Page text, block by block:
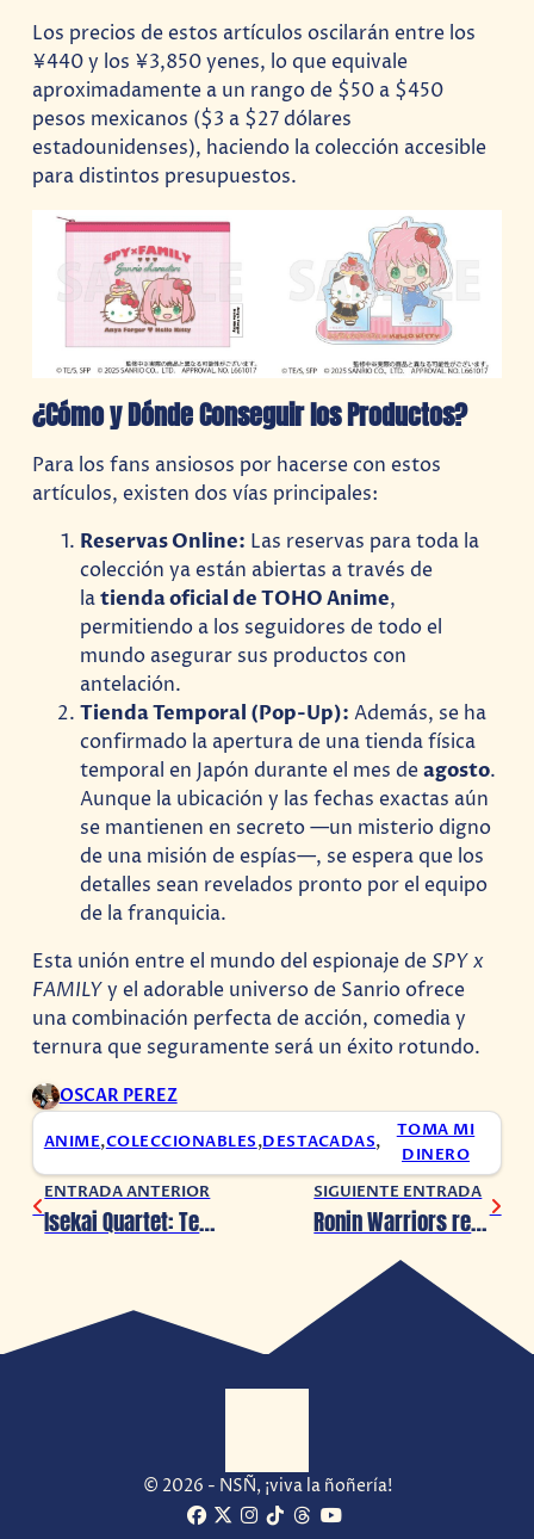
Los precios de estos artículos oscilarán entre los
¥440 y los ¥3,850 yenes, lo que equivale
aproximadamente a un rango de $50 a $450
pesos mexicanos ($3 a $27 dólares
estadounidenses), haciendo la colección accesible
para distintos presupuestos.
¿Cómo y Dónde Conseguir los Productos?
Para los fans ansiosos por hacerse con estos
artículos, existen dos vías principales:
Reservas Online: Las reservas para toda la
colección ya están abiertas a través de
latienda oficial de TOHO Anime,
permitiendo a los seguidores de todo el
mundo asegurar sus productos con
antelación.
Tienda Temporal (Pop-Up): Además, se ha
confirmado la apertura de una tienda física
temporal en Japón durante el mes deagosto.
Aunque la ubicación y las fechas exactas aún
se mantienen en secreto —un misterio digno
de una misión de espías—, se espera que los
detalles sean revelados pronto por el equipo
de la franquicia.
Esta unión entre el mundo del espionaje de SPY x
FAMILYy el adorable universo de Sanrio ofrece
una combinación perfecta de acción, comedia y
ternura que seguramente será un éxito rotundo.
OSCAR PEREZ
ANIME,COLECCIONABLES,DESTACADAS,
TOMA MI
DINERO
ENTRADA ANTERIOR
Isekai Quartet: Temporada 3 incluye a The Eminence in Shadow
SIGUIENTE ENTRADA
Ronin Warriors revive en anime: Guerreros Samurái tendrá continuación oficial
© 2026 - NSÑ, ¡viva la ñoñería!